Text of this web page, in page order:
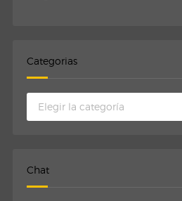
Categorias
Categorias
Chat